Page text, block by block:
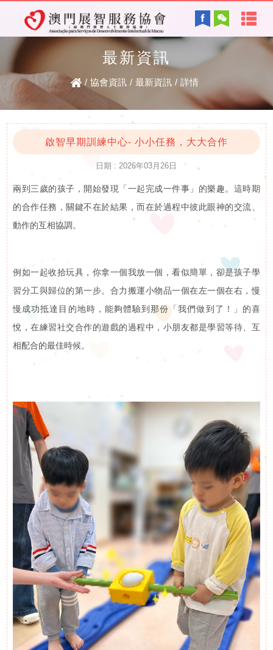
首
頁
關
於
協會背景及方針
服務內容
智障的認識
電子讀物
會
訊
最新資訊
復康資訊
動
示
活動花絮
活動預告
影
片
集
屬
下
機
構
啟智學校
啟智早期訓練中心
啟能中心
啟康中心
心明治小食店
English
最新資訊
/ 協會資訊 / 最新資訊 / 詳情
​啟智早期訓練中心- 小小任務，大大合作
日期 : 2026年03月26日
兩到三歲的孩子，開始發現「一起完成一件事」的樂趣。這時期
的合作任務，關鍵不在於結果，而在於過程中彼此眼神的交流、
動作的互相協調。
例如一起收拾玩具，你拿一個我放一個，看似簡單，卻是孩子學
習分工與歸位的第一步。合力搬運小物品一個在左一個在右，慢
慢成功抵達目的地時，能夠體驗到那份「我們做到了！」的喜
悅，在練習社交合作的遊戲的過程中，小朋友都是學習等待、互
相配合的最佳時候。